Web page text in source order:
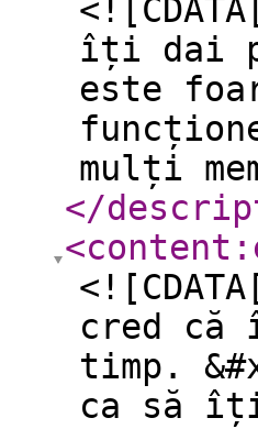
îți dai
este
mulți
</
cred
timp.
ca să îți